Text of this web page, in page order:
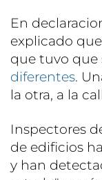
En
explicado
que tuvo que
diferentes.
la otra, a la
Inspectores
de edificios
y han